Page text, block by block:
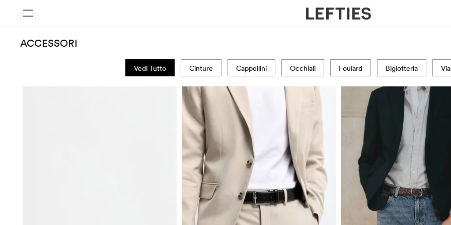
ACCESSORI
Vedi Tutto Cinture Cappellini Occhiali Foulard Bigiotteria